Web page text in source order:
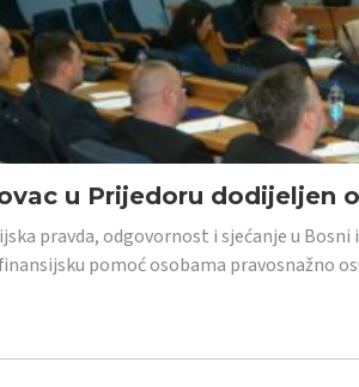
u Prijedoru dodijeljen
pravda, odgovornost i sjećanje u
pomoć osobama pravosnažno